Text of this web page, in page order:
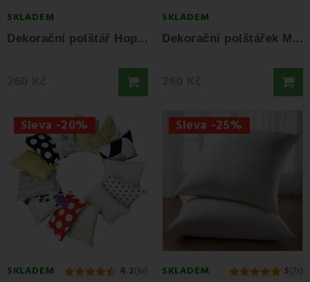
SKLADEM
D
ekorační polštář Hoplet 40x40 cm EMI
260 Kč
SKLADEM
D
ekorační polštářek Mrkev 40x40 cm EMI
260 Kč
Sleva -20%
SKLADEM 4.2(9x)
Sleva -25%
SKLADEM 5(7x)